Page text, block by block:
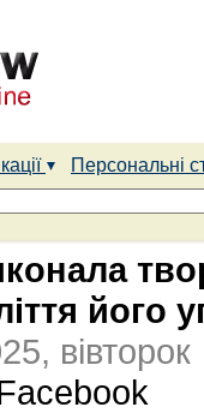
Персональні
його
вівторок